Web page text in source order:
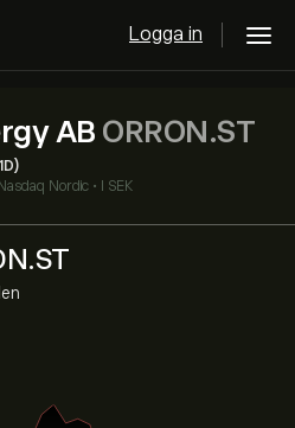
Logga in
AB ORRON.ST
Nasdaq Nordic • I SEK